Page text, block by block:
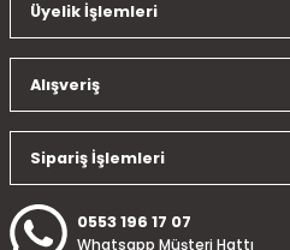
Ürün açıklamasında eksik
Ürün fiyatı diğer sitelerden daha
Bu ürüne benzer farklı
Üyelik İşlemleri
Alışveriş
Sipariş İşlemleri
0553 196 17 07
Whatsapp Müşteri Hattı